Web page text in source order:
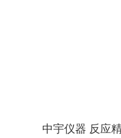
中宇仪器 反应